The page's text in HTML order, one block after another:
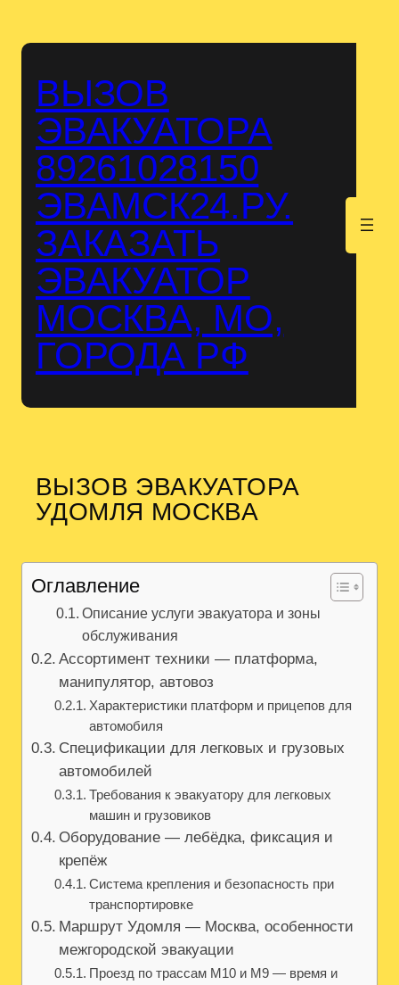
ВЫЗОВ
ЭВАКУАТОРА
89261028150
ЭВАМСК24.РУ.
ЗАКАЗАТЬ
ЭВАКУАТОР
МОСКВА, МО,
ГОРОДА РФ
ВЫЗОВ ЭВАКУАТОРА
УДОМЛЯ МОСКВА
Оглавление
Описание услуги эвакуатора и зоны
обслуживания
Ассортимент техники — платформа,
манипулятор, автовоз
Характеристики платформ и прицепов для
автомобиля
Спецификации для легковых и грузовых
автомобилей
Требования к эвакуатору для легковых
машин и грузовиков
Оборудование — лебёдка, фиксация и
крепёж
Система крепления и безопасность при
транспортировке
Маршрут Удомля — Москва, особенности
межгородской эвакуации
Проезд по трассам М10 и М9 — время и